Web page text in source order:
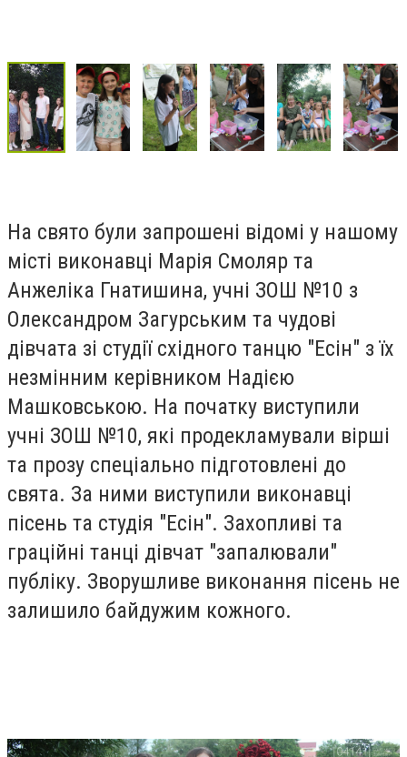
На свято були запрошені відомі у нашому
місті виконавці Марія Смоляр та
Анжеліка Гнатишина, учні ЗОШ №10 з
Олександром Загурським та чудові
дівчата зі студії східного танцю "Есін" з їх
незмінним керівником Надією
Машковською. На початку виступили
учні ЗОШ №10, які продекламували вірші
та прозу спеціально підготовлені до
свята. За ними виступили виконавці
пісень та студія "Есін". Захопливі та
граційні танці дівчат "запалювали"
публіку. Зворушливе виконання пісень не
залишило байдужим кожного.